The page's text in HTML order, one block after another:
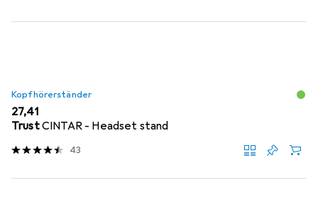
Kopfhörerständer
EUR
27,41
TrustCINTAR - Headset stand
43